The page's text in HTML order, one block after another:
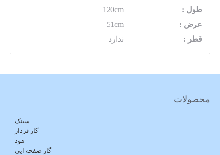
طول :
120cm
عرض :
51cm
قطر :
ندارد
محصولات
سینک
گاز فردار
هود
گاز صفحه ایی